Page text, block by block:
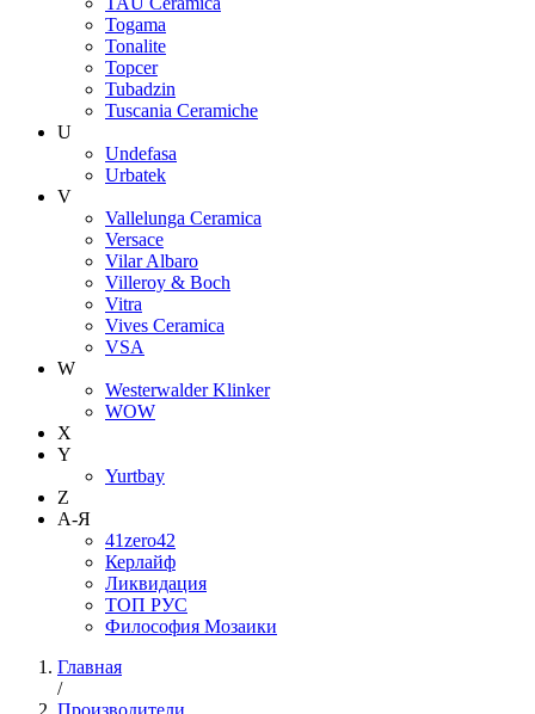
Togama
Tonalite
Topcer
Tubadzin
Tuscania Ceramiche
U
Undefasa
Urbatek
V
Vallelunga Ceramica
Versace
Vilar Albaro
Villeroy & Boch
Vitra
Vives Ceramica
VSA
W
Westerwalder Klinker
WOW
X
Y
Yurtbay
Z
А-Я
41zero42
Керлайф
Ликвидация
ТОП РУС
Философия Мозаики
Главная
/
Производители